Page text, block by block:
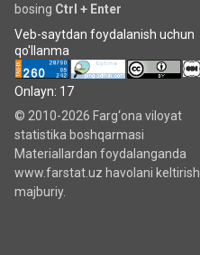
bosing Ctrl + Enter
Veb-saytdan foydalanish uchun
qo'llanma
Onlayn: 17
© 2010-2026 Farg‘ona viloyat
statistika boshqarmasi
Materiallardan foydalanganda
www.farstat.uz havolani keltirish
majburiy.